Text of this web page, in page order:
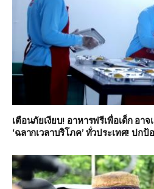
เตือนภัยเงียบ! อาหารฟรีเพื่อเด็ก อา
‘ฉลากเวลาบริโภค’ ทั่วประเทศ! ปก